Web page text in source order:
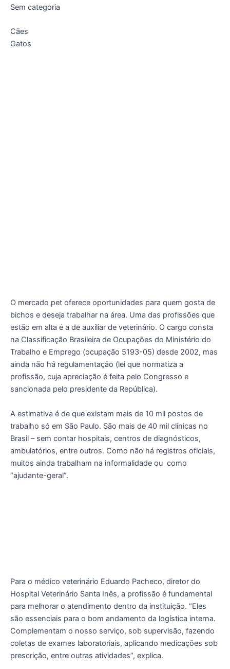
Sem categoria
Cães
Gatos
O mercado pet oferece oportunidades para quem gosta de
bichos e deseja trabalhar na área. Uma das profissões que
estão em alta é a de auxiliar de veterinário. O cargo consta
na Classificação Brasileira de Ocupações do Ministério do
Trabalho e Emprego (ocupação 5193-05) desde 2002, mas
ainda não há regulamentação (lei que normatiza a
profissão, cuja apreciação é feita pelo Congresso e
sancionada pelo presidente da República).
A estimativa é de que existam mais de 10 mil postos de
trabalho só em São Paulo. São mais de 40 mil clínicas no
Brasil – sem contar hospitais, centros de diagnósticos,
ambulatórios, entre outros. Como não há registros oficiais,
muitos ainda trabalham na informalidade ou como
“ajudante-geral”.
Para o médico veterinário Eduardo Pacheco, diretor do
Hospital Veterinário Santa Inês, a profissão é fundamental
para melhorar o atendimento dentro da instituição. “Eles
são essenciais para o bom andamento da logística interna.
Complementam o nosso serviço, sob supervisão, fazendo
coletas de exames laboratoriais, aplicando medicações sob
prescrição, entre outras atividades”, explica.